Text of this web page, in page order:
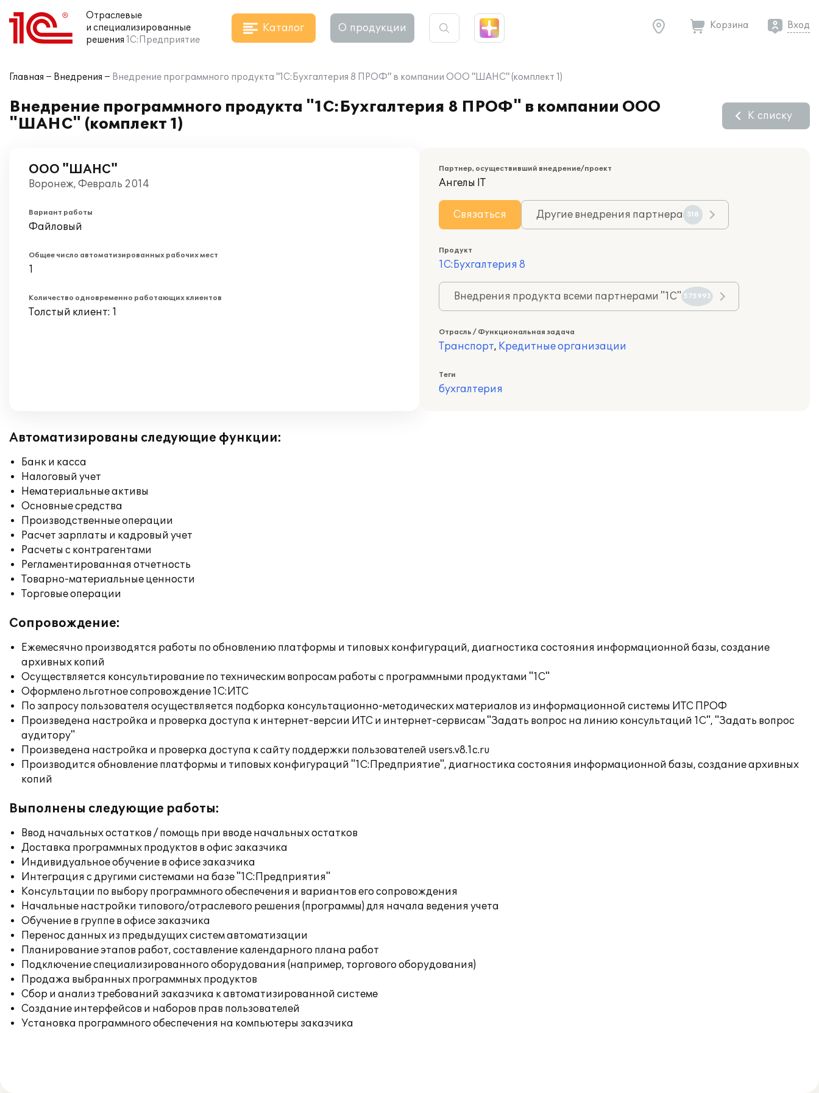
Отраслевые
и специализированные
решения 1С:Предприятие
Каталог О продукции Корзина Вход
Главная Внедрения Внедрение программного продукта "1С:Бухгалтерия 8 ПРОФ" в компании ООО "ШАНС" (комплект 1)
Внедрение программного продукта "1С:Бухгалтерия 8 ПРОФ" в компании ООО
"ШАНС" (комплект 1)
К списку
ООО "ШАНС"
Воронеж, Февраль 2014
Вариант работы
Файловый
Общее число автоматизированных рабочих мест
1
Количество одновременно работающих клиентов
Толстый клиент: 1
Партнер, осуществивший внедрение/проект
Ангелы IT
Связаться Другие внедрения партнера 518
Продукт
1С:Бухгалтерия 8
Внедрения продукта всеми партнерами "1С" 575993
Отрасль / Функциональная задача
Транспорт, Кредитные организации
Теги
бухгалтерия
Автоматизированы следующие функции:
Банк и касса
Налоговый учет
Нематериальные активы
Основные средства
Производственные операции
Расчет зарплаты и кадровый учет
Расчеты с контрагентами
Регламентированная отчетность
Товарно-материальные ценности
Торговые операции
Сопровождение:
Ежемесячно производятся работы по обновлению платформы и типовых конфигураций, диагностика состояния информационной базы, создание
архивных копий
Осуществляется консультирование по техническим вопросам работы с программными продуктами "1С"
Оформлено льготное сопровождение 1С:ИТС
По запросу пользователя осуществляется подборка консультационно-методических материалов из информационной системы ИТС ПРОФ
Произведена настройка и проверка доступа к интернет-версии ИТС и интернет-сервисам "Задать вопрос на линию консультаций 1С", "Задать вопрос
аудитору"
Произведена настройка и проверка доступа к сайту поддержки пользователей users.v8.1c.ru
Производится обновление платформы и типовых конфигураций "1С:Предприятие", диагностика состояния информационной базы, создание архивных
копий
Выполнены следующие работы:
Ввод начальных остатков / помощь при вводе начальных остатков
Доставка программных продуктов в офис заказчика
Индивидуальное обучение в офисе заказчика
Интеграция с другими системами на базе "1С:Предприятия"
Консультации по выбору программного обеспечения и вариантов его сопровождения
Начальные настройки типового/отраслевого решения (программы) для начала ведения учета
Обучение в группе в офисе заказчика
Перенос данных из предыдущих систем автоматизации
Планирование этапов работ, составление календарного плана работ
Подключение специализированного оборудования (например, торгового оборудования)
Продажа выбранных программных продуктов
Сбор и анализ требований заказчика к автоматизированной системе
Создание интерфейсов и наборов прав пользователей
Установка программного обеспечения на компьютеры заказчика